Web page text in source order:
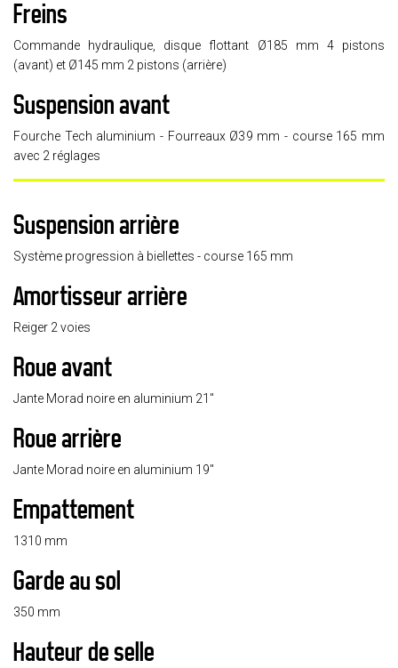
Freins
Commande hydraulique, disque flottant Ø185 mm 4 pistons
(avant) et Ø145 mm 2 pistons (arrière)
Suspension avant
Fourche Tech aluminium - Fourreaux Ø39 mm - course 165 mm
avec 2 réglages
Suspension arrière
Système progression à biellettes - course 165 mm
Amortisseur arrière
Reiger 2 voies
Roue avant
Jante Morad noire en aluminium 21"
Roue arrière
Jante Morad noire en aluminium 19"
Empattement
1310 mm
Garde au sol
350 mm
Hauteur de selle